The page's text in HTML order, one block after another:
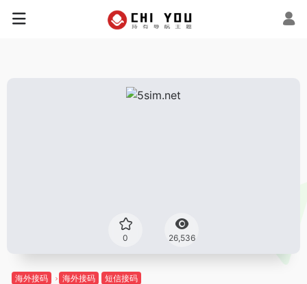
0 26,536
海外接码 海外接码 短信接码